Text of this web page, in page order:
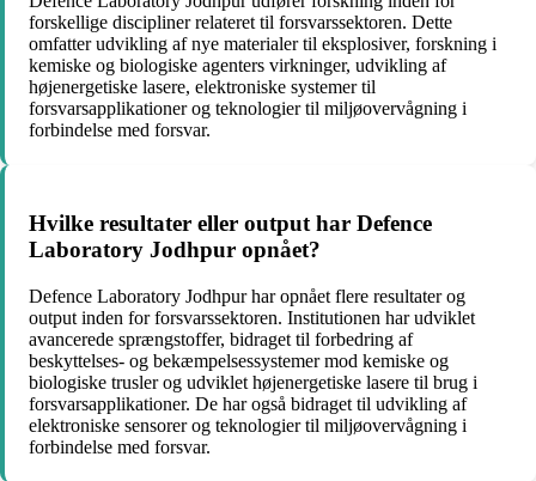
forskellige discipliner relateret til forsvarssektoren. Dette
omfatter udvikling af nye materialer til eksplosiver, forskning i
kemiske og biologiske agenters virkninger, udvikling af
højenergetiske lasere, elektroniske systemer til
forsvarsapplikationer og teknologier til miljøovervågning i
forbindelse med forsvar.
Hvilke resultater eller output har Defence
Laboratory Jodhpur opnået?
Defence Laboratory Jodhpur har opnået flere resultater og
output inden for forsvarssektoren. Institutionen har udviklet
avancerede sprængstoffer, bidraget til forbedring af
beskyttelses- og bekæmpelsessystemer mod kemiske og
biologiske trusler og udviklet højenergetiske lasere til brug i
forsvarsapplikationer. De har også bidraget til udvikling af
elektroniske sensorer og teknologier til miljøovervågning i
forbindelse med forsvar.